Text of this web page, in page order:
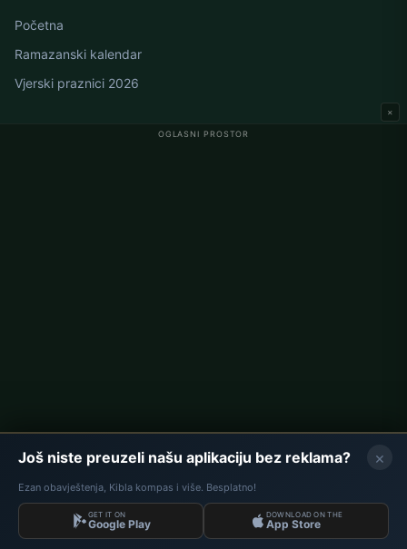
OGLASNI PROSTOR
×
Početna
Ramazanski kalendar
Vjerski praznici 2026
Namaz vremena u Njemačkoj
Podaci: Diyanet İşleri Başkanlığı | Namaz Vremena © 2026
×
Još niste preuzeli našu aplikaciju bez reklama?
Ezan obavještenja, Kibla kompas i više. Besplatno!
GET IT ON
Google Play
DOWNLOAD ON THE
App Store